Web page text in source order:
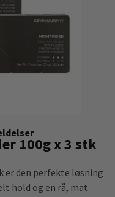
100g x 3 stk
er den perfekte løsning
hold og en rå, mat